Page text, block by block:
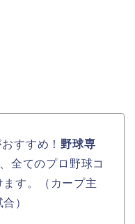
すすめ！ 野球専
全てのプロ野球コ
す。（カープ主
）